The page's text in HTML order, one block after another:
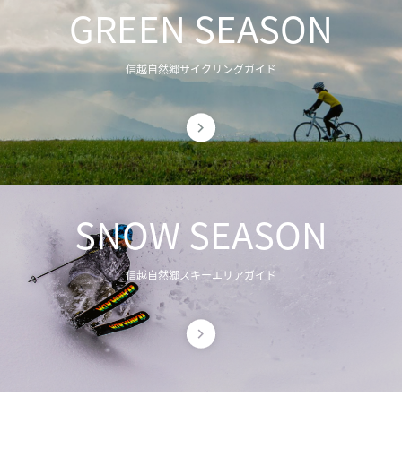
GREEN SEASON
信越自然郷サイクリングガイド
SNOW SEASON
信越自然郷スキーエリアガイド